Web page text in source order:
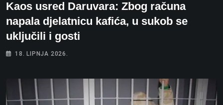
Kaos usred Daruvara: Zbog računa
napala djelatnicu kafića, u sukob se
uključili i gosti
18. LIPNJA 2026.